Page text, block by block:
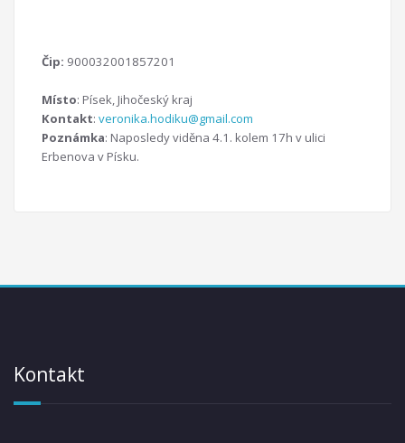
Čip: 900032001857201
Místo: Písek, Jihočeský kraj
Kontakt: veronika.hodiku@gmail.com
Poznámka: Naposledy viděna 4.1. kolem 17h v ulici
Erbenova v Písku.
Kontakt